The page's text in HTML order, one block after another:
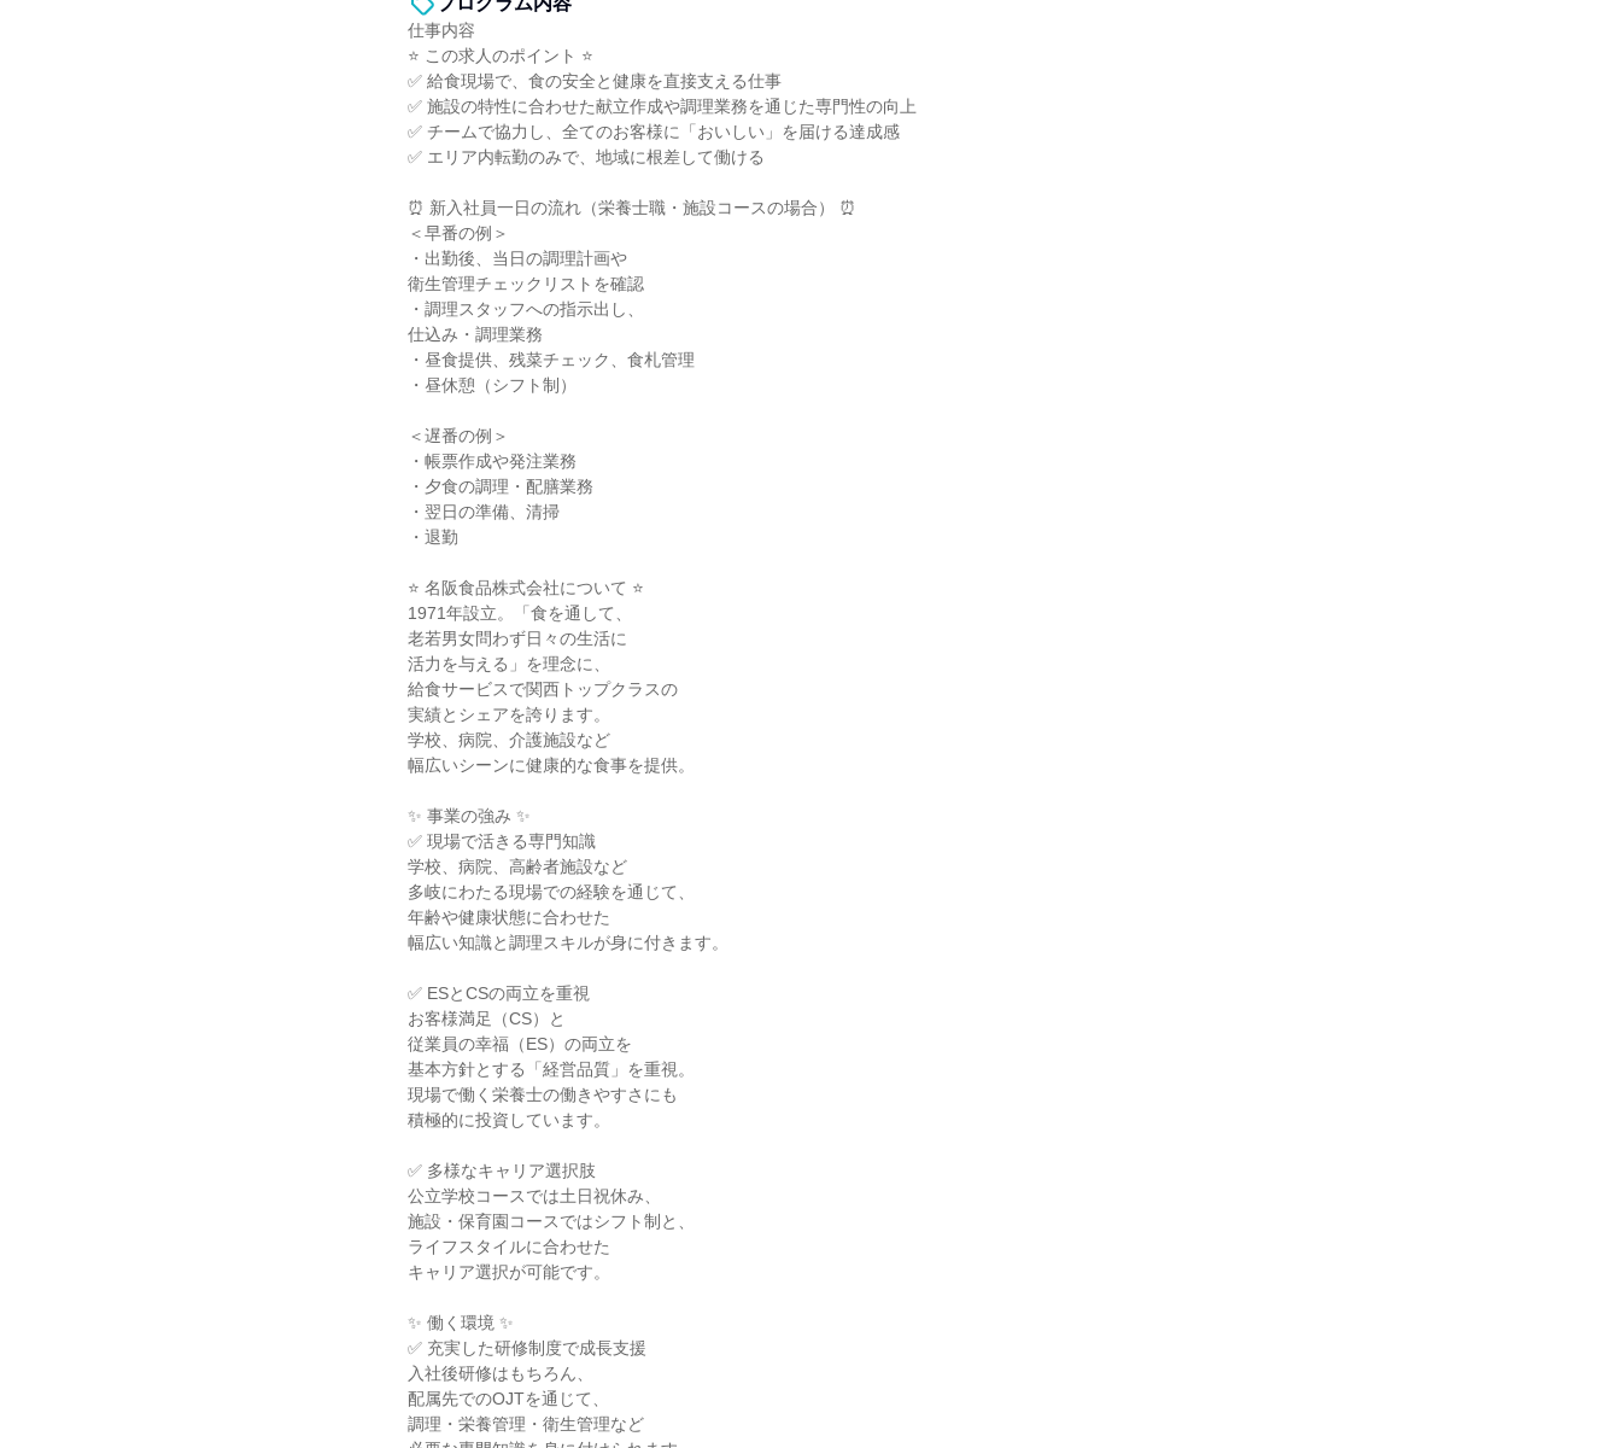
仕事内容
⭐ この求人のポイント ⭐
✅ 給食現場で、食の安全と健康を直接支える仕事
✅ 施設の特性に合わせた献立作成や調理業務を通じた専門性の向上
✅ チームで協力し、全てのお客様に「おいしい」を届ける達成感
✅ エリア内転勤のみで、地域に根差して働ける
⏰ 新入社員一日の流れ（栄養士職・施設コースの場合） ⏰
＜早番の例＞
・出勤後、当日の調理計画や
衛生管理チェックリストを確認
・調理スタッフへの指示出し、
仕込み・調理業務
・昼食提供、残菜チェック、食札管理
・昼休憩（シフト制）
＜遅番の例＞
・帳票作成や発注業務
・夕食の調理・配膳業務
・翌日の準備、清掃
・退勤
⭐ 名阪食品株式会社について ⭐
1971年設立。「食を通して、
老若男女問わず日々の生活に
活力を与える」を理念に、
給食サービスで関西トップクラスの
実績とシェアを誇ります。
学校、病院、介護施設など
幅広いシーンに健康的な食事を提供。
✨ 事業の強み ✨
✅ 現場で活きる専門知識
学校、病院、高齢者施設など
多岐にわたる現場での経験を通じて、
年齢や健康状態に合わせた
幅広い知識と調理スキルが身に付きます。
✅ ESとCSの両立を重視
お客様満足（CS）と
従業員の幸福（ES）の両立を
基本方針とする「経営品質」を重視。
現場で働く栄養士の働きやすさにも
積極的に投資しています。
✅ 多様なキャリア選択肢
公立学校コースでは土日祝休み、
施設・保育園コースではシフト制と、
ライフスタイルに合わせた
キャリア選択が可能です。
✨ 働く環境 ✨
✅ 充実した研修制度で成長支援
入社後研修はもちろん、
配属先でのOJTを通じて、
調理・栄養管理・衛生管理など